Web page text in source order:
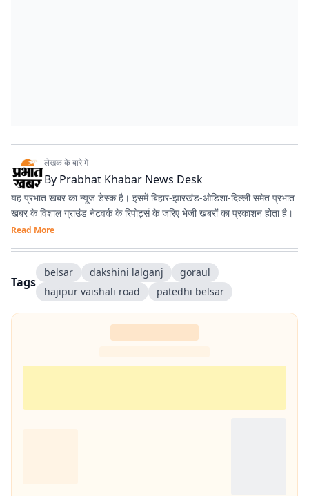
लेखक के बारे में
By Prabhat Khabar News Desk
यह प्रभात खबर का न्यूज डेस्क है। इसमें बिहार-झारखंड-ओडिशा-दिल्‍ली समेत प्रभात
खबर के विशाल ग्राउंड नेटवर्क के रिपोर्ट्स के जरिए भेजी खबरों का प्रकाशन होता है।
Read More
Tags
belsar dakshini lalganj
goraul
hajipur vaishali road
patedhi belsar